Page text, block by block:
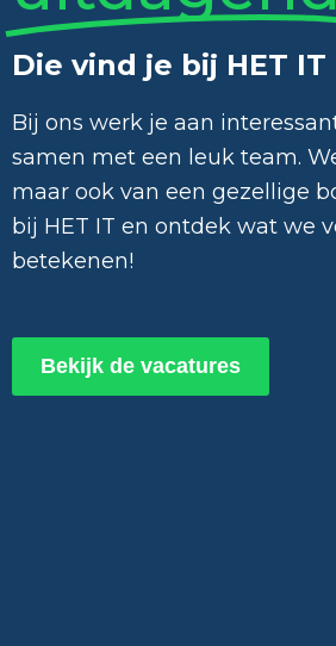
Die vind je bij HET IT
Bij ons werk je aan
samen met een leuk team.
maar ook van een gezellige
bij HET IT en ontdek wat we
betekenen!
Bekijk de vacatures